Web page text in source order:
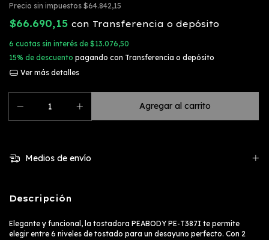
Precio sin impuestos $64.842,15
$66.690,15 con Transferencia o depósito
6 cuotas sin interés de $13.076,50
15% de descuento pagando con Transferencia o depósito
Ver más detalles
Medios de envío
Descripción
Elegante y funcional, la tostadora PEABODY PE-T387I te permite
elegir entre 6 niveles de tostado para un desayuno perfecto. Con 2